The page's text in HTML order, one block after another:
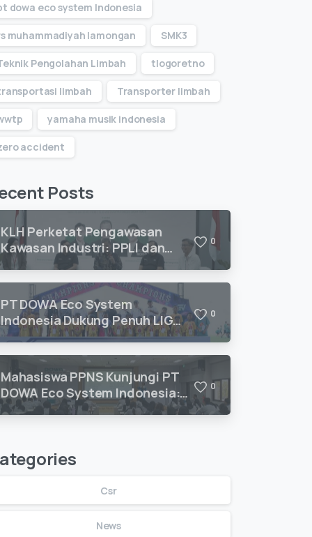
dowa eco system Indonesia
muhammadiyah lamongan SMK3
Pengolahan Limbah tlogoretno
limbah Transporter limbah
yamaha musik indonesia
accident
Posts
KLH Perketat Pengawasan
Kawasan Industri: PPLI dan
DESI Hadirkan Solusi
Kepatuhan Lingkungan
0
PT DOWA Eco System
Indonesia Dukung Penuh LIGA
ANAK MEGILAN 2026 U10–U12
untuk Pengembangan Talenta
Sepak Bola Usia Dini
0
Mahasiswa PPNS Kunjungi PT
DOWA Eco System Indonesia:
Belajar Pengolahan Limbah B3
0
Csr
News